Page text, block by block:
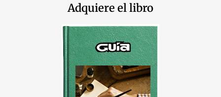
Adquiere el libro